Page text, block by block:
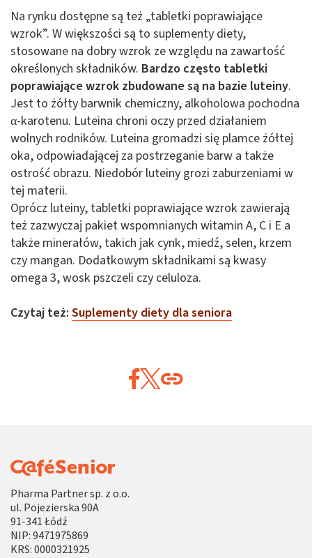
Na rynku dostępne są też „tabletki poprawiające
wzrok”. W większości są to suplementy diety,
stosowane na dobry wzrok ze względu na zawartość
określonych składników. Bardzo często tabletki
poprawiające wzrok zbudowane są na bazie luteiny.
Jest to żółty barwnik chemiczny, alkoholowa pochodna
α-karotenu. Luteina chroni oczy przed działaniem
wolnych rodników. Luteina gromadzi się plamce żółtej
oka, odpowiadającej za postrzeganie barw a także
ostrość obrazu. Niedobór luteiny grozi zaburzeniami w
tej materii.
Oprócz luteiny, tabletki poprawiające wzrok zawierają
też zazwyczaj pakiet wspomnianych witamin A, C i E a
także minerałów, takich jak cynk, miedź, selen, krzem
czy mangan. Dodatkowym składnikami są kwasy
omega 3, wosk pszczeli czy celuloza.
Czytaj też:Suplementy diety dla seniora
Pharma Partner sp. z o.o.
ul. Pojezierska 90A
91-341 Łódź
NIP: 9471975869
KRS: 0000321925